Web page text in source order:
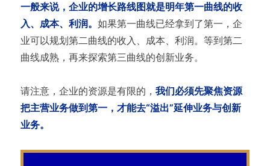
一般来说，企业的增长路线图就是明年第一曲线的收
入、成本、利润。 如果第一曲线已经拿到了第一，企
业可以规划第二曲线的收入、成本、利润。等到第二
曲线成熟，再来探索第三曲线的创新业务。
请注意，企业的资源是有限的， 我们必须先聚焦资源
把主营业务做到第一，才能去“溢出”延伸业务与创新
业务。